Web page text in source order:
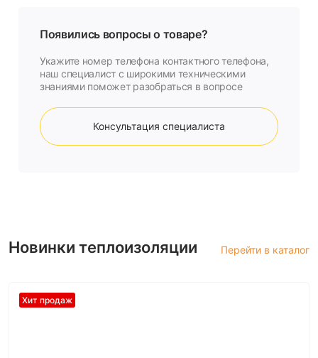
Появились вопросы о товаре?
Укажите номер телефона контактного телефона,
наш специалист с широкими техническими
знаниями поможет разобраться в вопросе
Консультация специалиста
Новинки теплоизоляции Перейти в каталог
Хит продаж